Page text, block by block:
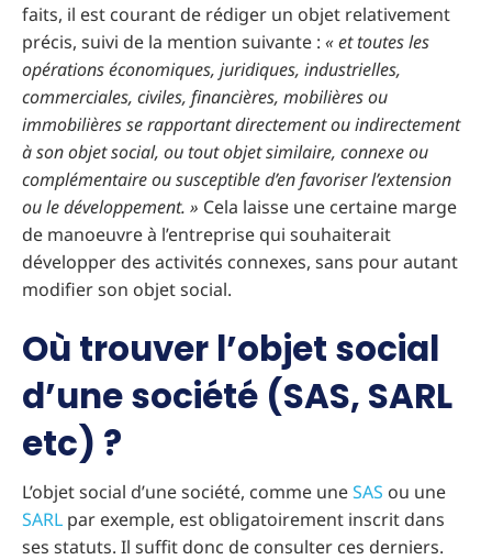
faits, il est courant de rédiger un objet relativement
précis, suivi de la mention suivante : « et toutes les
opérations économiques, juridiques, industrielles,
commerciales, civiles, financières, mobilières ou
immobilières se rapportant directement ou indirectement
à son objet social, ou tout objet similaire, connexe ou
complémentaire ou susceptible d’en favoriser l’extension
ou le développement. » Cela laisse une certaine marge
de manoeuvre à l’entreprise qui souhaiterait
développer des activités connexes, sans pour autant
modifier son objet social.
Où trouver l’objet social
d’une société (SAS, SARL
etc) ?
L’objet social d’une société, comme uneSAS ou une
SARL par exemple, est obligatoirement inscrit dans
ses statuts. Il suffit donc de consulter ces derniers.